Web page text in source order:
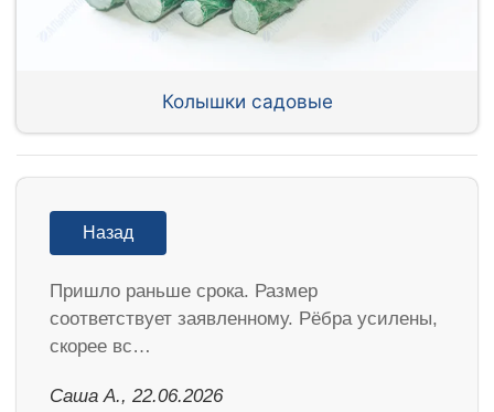
Колышки садовые
Назад
Пришло раньше срока. Размер
соответствует заявленному. Рёбра усилены,
скорее вс…
Саша А., 22.06.2026